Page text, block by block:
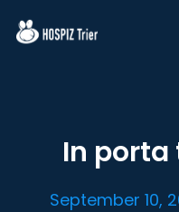
In
September 10,